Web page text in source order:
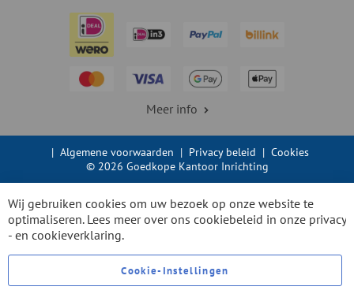
Meer info
| Algemene voorwaarden | Privacy beleid | Cookies
© 2026 Goedkope Kantoor Inrichting
Wij gebruiken cookies om uw bezoek op onze website te
optimaliseren. Lees meer over ons cookiebeleid in onze privacy
- en cookieverklaring.
Cookie-Instellingen